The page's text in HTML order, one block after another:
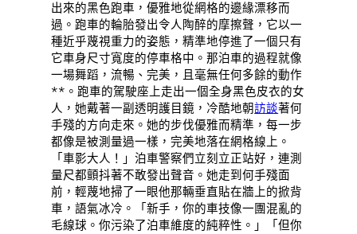
出來的黑色跑車，優雅地從網格的邊緣漂移而
過。跑車的輪胎發出令人陶醉的摩擦聲，它以一
種近乎蔑視重力的姿態，精準地停進了一個只有
它車身尺寸寬度的停車格中。那泊車的過程就像
一場舞蹈，流暢、完美，且毫無任何多餘的動作
**。跑車的駕駛座上走出一個全身黑色皮衣的女
人，她戴著一副透明護目鏡，冷酷地朝訪談著何
手殘的方向走來。她的步伐優雅而精準，每一步
都像是被測量過一樣，完美地落在網格線上。
「車影大人！」泊車警察們立刻立正站好，連測
量尺都顫抖著不敢發出聲音。她走到何手殘面
前，輕蔑地掃了一眼他那輛垂直貼在牆上的掀背
車，語氣冰冷。「新手，你的車技像一團混亂的
毛線球。你污染了泊車維度的純粹性。」「但你